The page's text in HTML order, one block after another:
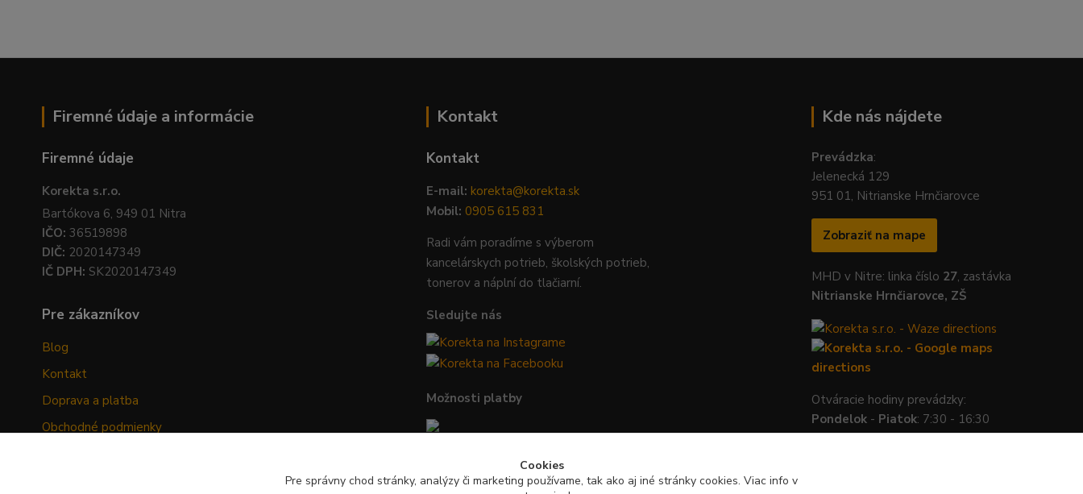
Firemné údaje a informácie
Firemné údaje
Korekta s.r.o.
Bartókova 6, 949 01 Nitra
IČO: 36519898
DIČ: 2020147349
IČ DPH: SK2020147349
Pre zákazníkov
Blog
Kontakt
Doprava a platba
Obchodné podmienky
Kontakt
Kontakt
E-mail: korekta@korekta.sk
Mobil: 0905 615 831
Radi vám poradíme s výberom
kancelárskych potrieb, školských potrieb,
tonerov a náplní do tlačiarní.
Sledujte nás
Možnosti platby
Bezpečná platba kartou, Google Pay,
Apple Pay a bankovým prevodom.
Kde nás nájdete
Prevádzka:
Jelenecká 129
951 01, Nitrianske Hrnčiarovce
Zobraziť na mape
MHD v Nitre: linka číslo 27, zastávka
Nitrianske Hrnčiarovce, ZŠ
Otváracie hodiny prevádzky:
Pondelok - Piatok: 7:30 - 16:30
Cookies
Pre správny chod stránky, analýzy či marketing používame, tak ako aj iné stránky cookies. Viac info v